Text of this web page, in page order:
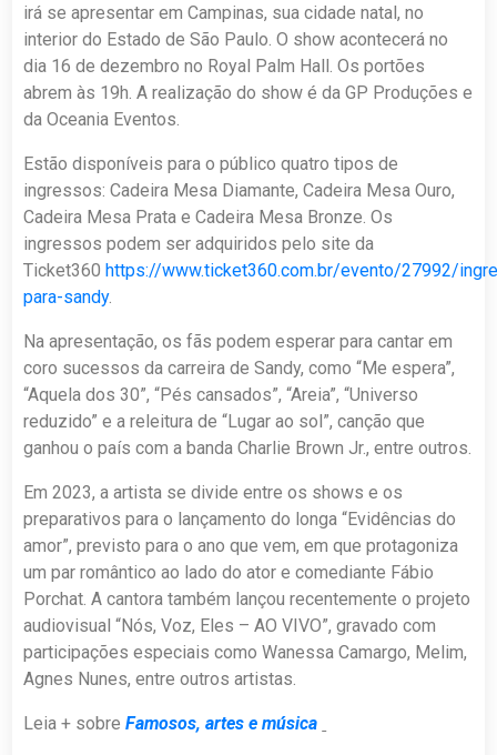
irá se apresentar em Campinas, sua cidade natal, no
interior do Estado de São Paulo. O show acontecerá no
dia 16 de dezembro no Royal Palm Hall. Os portões
abrem às 19h. A realização do show é da GP Produções e
da Oceania Eventos.
Estão disponíveis para o público quatro tipos de
ingressos: Cadeira Mesa Diamante, Cadeira Mesa Ouro,
Cadeira Mesa Prata e Cadeira Mesa Bronze. Os
ingressos podem ser adquiridos pelo site da
Ticket360https://www.ticket360.com.br/evento/27992/
para-sandy.
Na apresentação, os fãs podem esperar para cantar em
coro sucessos da carreira de Sandy, como “Me espera”,
“Aquela dos 30”, “Pés cansados”, “Areia”, “Universo
reduzido” e a releitura de “Lugar ao sol”, canção que
ganhou o país com a banda Charlie Brown Jr., entre outros.
Em 2023, a artista se divide entre os shows e os
preparativos para o lançamento do longa “Evidências do
amor”, previsto para o ano que vem, em que protagoniza
um par romântico ao lado do ator e comediante Fábio
Porchat. A cantora também lançou recentemente o projeto
audiovisual “Nós, Voz, Eles – AO VIVO”, gravado com
participações especiais como Wanessa Camargo, Melim,
Agnes Nunes, entre outros artistas.
Leia + sobreFamosos, artes e música